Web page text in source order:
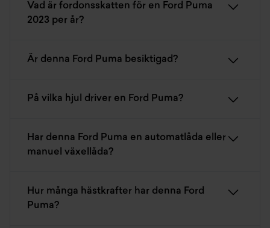
Vad är fordonsskatten för en Ford Puma
2023 per år?
Är denna Ford Puma besiktigad?
På vilka hjul driver en Ford Puma?
Har denna Ford Puma en automatlåda eller
manuel växellåda?
Hur många hästkrafter har denna Ford
Puma?